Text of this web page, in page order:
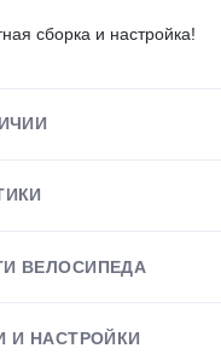
сборка и настройка!
ВЕЛОСИПЕДА
И НАСТРОЙКИ